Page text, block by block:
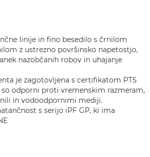
linije in fino besedilo s črnilom
z ustrezno površinsko napetostjo,
nazobčanih robov in uhajanje
je zagotovljena s certifikatom PTS
odporni proti vremenskim razmeram,
in vodoodpornimi mediji.
s serijo iPF GP, ki ima